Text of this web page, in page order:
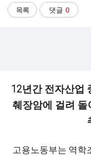
자
시
간
수
목록 댓글 0
12년간 전자산업
췌장암에 걸려 돌
고용노동부는 역학